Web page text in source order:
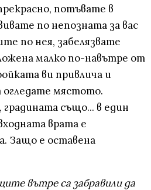
потъвате в
по непозната за вас
по нея, забелязвате
малко по-навътре от
ви привлича и
огледате мястото.
също... в един
врата е
Защо е оставена
вътре са забравили да